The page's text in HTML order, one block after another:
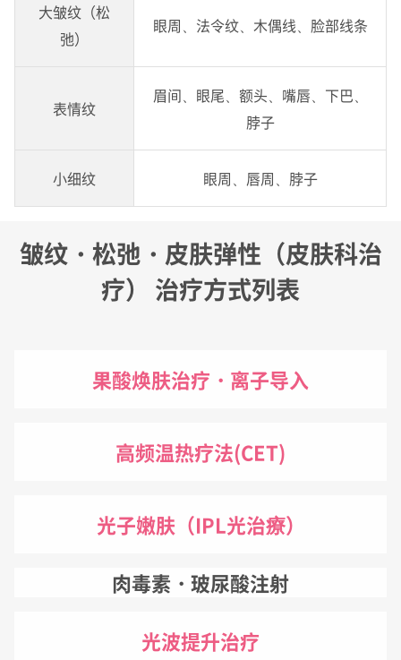
大皱纹（松
弛）
眼周、法令纹、木偶线、脸部线条
表情纹
眉间、眼尾、额头、嘴唇、下巴、
脖子
小细纹 眼周、唇周、脖子
皱纹・松弛・皮肤弹性（皮肤科治
疗） 治疗方式列表
果酸焕肤治疗・离子导入
高频温热疗法(CET)
光子嫩肤（IPL光治療）
肉毒素・玻尿酸注射
光波提升治疗